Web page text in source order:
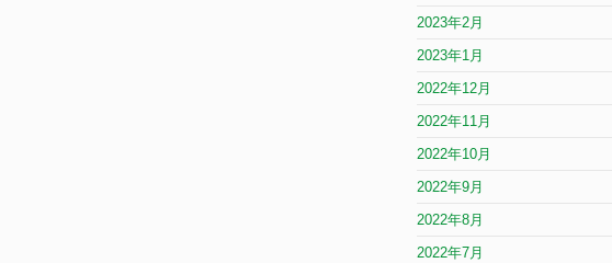
2023年2月
2023年1月
2022年12月
2022年11月
2022年10月
2022年9月
2022年8月
2022年7月